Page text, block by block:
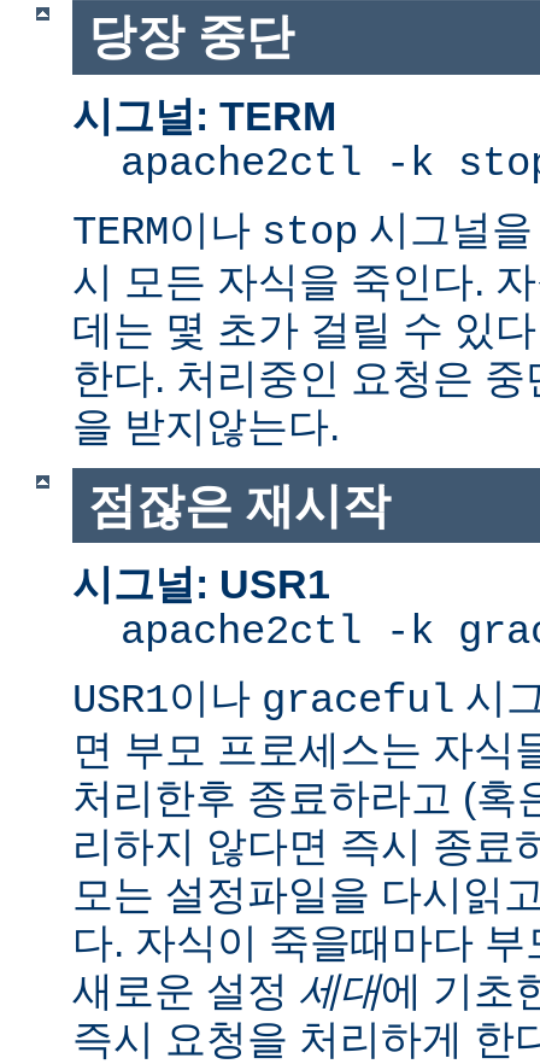
당장 중단
시그널: TERM
apache2ctl -k
TERM이나 stop 시그널
시 모든 자식을 죽인다.
데는 몇 초가 걸릴 수 있
한다. 처리중인 요청은
을 받지않는다.
점잖은 재시작
시그널: USR1
apache2ctl -k
USR1이나 graceful 시
면 부모 프로세스는 자식
처리한후 종료하라고 (혹
리하지 않다면 즉시 종료
모는 설정파일을 다시읽
다. 자식이 죽을때마다
새로운 설정 세대에 기초
즉시 요청을 처리하게 한